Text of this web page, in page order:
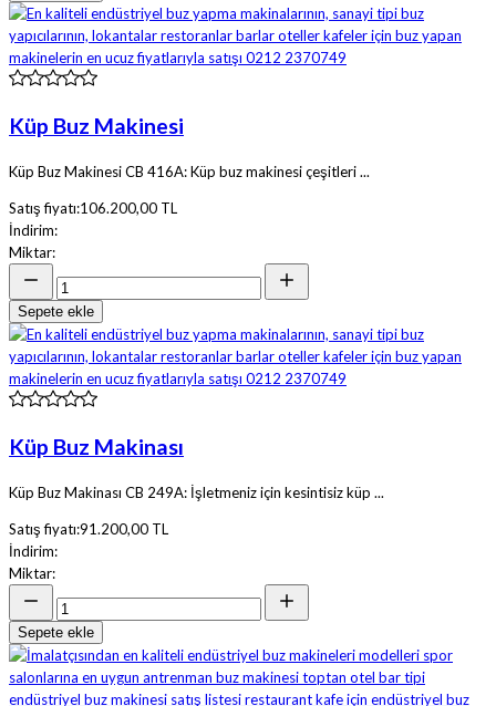
Küp Buz Makinesi
Küp Buz Makinesi CB 416A: Küp buz makinesi çeşitleri ...
Satış fiyatı:106.200,00 TL
İndirim:
Miktar:
Sepete ekle
Küp Buz Makinası
Küp Buz Makinası CB 249A: İşletmeniz için kesintisiz küp ...
Satış fiyatı:91.200,00 TL
İndirim:
Miktar:
Sepete ekle